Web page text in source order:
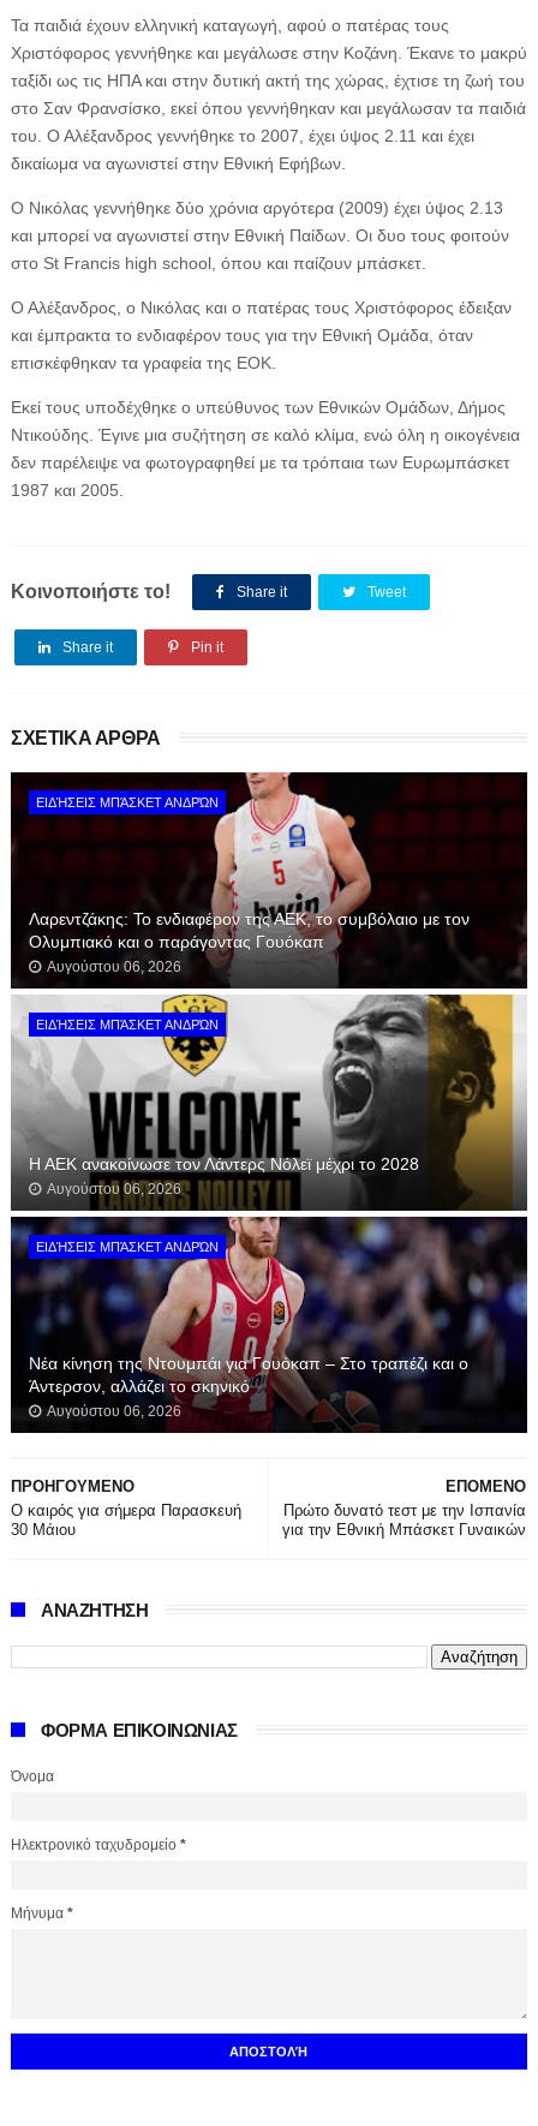
Τα παιδιά έχουν ελληνική καταγωγή, αφού ο πατέρας τους
Χριστόφορος γεννήθηκε και μεγάλωσε στην Κοζάνη. Έκανε το μακρύ
ταξίδι ως τις ΗΠΑ και στην δυτική ακτή της χώρας, έχτισε τη ζωή του
στο Σαν Φρανσίσκο, εκεί όπου γεννήθηκαν και μεγάλωσαν τα παιδιά
του. Ο Αλέξανδρος γεννήθηκε το 2007, έχει ύψος 2.11 και έχει
δικαίωμα να αγωνιστεί στην Εθνική Εφήβων.
Ο Νικόλας γεννήθηκε δύο χρόνια αργότερα (2009) έχει ύψος 2.13
και μπορεί να αγωνιστεί στην Εθνική Παίδων. Οι δυο τους φοιτούν
στο St Francis high school, όπου και παίζουν μπάσκετ.
Ο Αλέξανδρος, ο Νικόλας και ο πατέρας τους Χριστόφορος έδειξαν
και έμπρακτα το ενδιαφέρον τους για την Εθνική Ομάδα, όταν
επισκέφθηκαν τα γραφεία της ΕΟΚ.
Εκεί τους υποδέχθηκε ο υπεύθυνος των Εθνικών Ομάδων, Δήμος
Ντικούδης. Έγινε μια συζήτηση σε καλό κλίμα, ενώ όλη η οικογένεια
δεν παρέλειψε να φωτογραφηθεί με τα τρόπαια των Ευρωμπάσκετ
1987 και 2005.
Κοινοποιήστε το! Share it Tweet
Share it Pin it
ΣΧΕΤΙΚΑ ΑΡΘΡΑ
ΕΙΔΉΣΕΙΣ ΜΠΆΣΚΕΤ ΑΝΔΡΏΝ
Λαρεντζάκης: Το ενδιαφέρον της ΑΕΚ, το συμβόλαιο με τον
Ολυμπιακό και ο παράγοντας Γουόκαπ
Αυγούστου 06, 2026
ΕΙΔΉΣΕΙΣ ΜΠΆΣΚΕΤ ΑΝΔΡΏΝ
Η ΑΕΚ ανακοίνωσε τον Λάντερς Νόλεϊ μέχρι το 2028
Αυγούστου 06, 2026
ΕΙΔΉΣΕΙΣ ΜΠΆΣΚΕΤ ΑΝΔΡΏΝ
Νέα κίνηση της Ντουμπάι για Γουόκαπ – Στο τραπέζι και ο
Άντερσον, αλλάζει το σκηνικό
Αυγούστου 06, 2026
ΕΠΟΜΕΝΟ
Πρώτο δυνατό τεστ με την Ισπανία
για την Εθνική Μπάσκετ Γυναικών
ΠΡΟΗΓΟΥΜΕΝΟ
Ο καιρός για σήμερα Παρασκευή
30 Μάιου
ΑΝΑΖΗΤΗΣΗ
ΦΟΡΜΑ ΕΠΙΚΟΙΝΩΝΙΑΣ
Όνομα
Ηλεκτρονικό ταχυδρομείο *
Μήνυμα *